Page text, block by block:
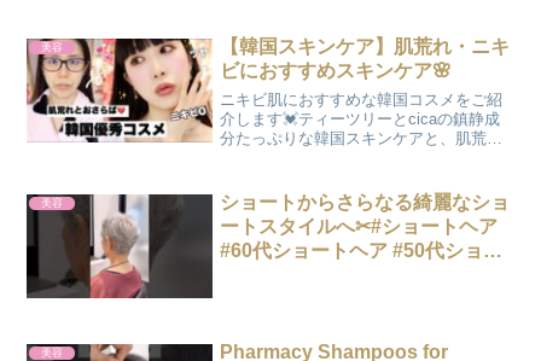
美容
【韓国スキンケア】肌荒れ・ニキ
ビにおすすめスキンケア🌸
ニキビ肌におすすめな韓国コスメをご紹
介します💓ティーツリーとcicaの鎮静成
分たっぷりな韓国スキンケアと、肌荒れ
イクしやすいラメシャドウも🌸スキンケ
アからアイメイクまで...
美容
ショートからさらなる綺麗なショ
ートスタイルへ✂︎#ショートヘア
#60代ショートヘア #50代ショー
美容
Pharmacy Shampoos for